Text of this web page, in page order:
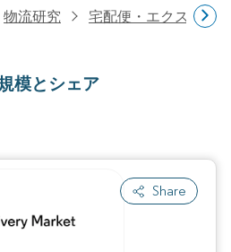
物流研究 宅配便・エクスプレ
模とシェア
Share